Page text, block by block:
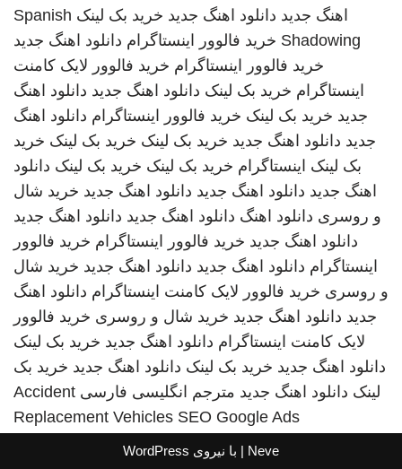
اهنگ جدید دانلود اهنگ جدید خرید بک لینک Spanish
Shadowing خرید فالوور اینستاگرام دانلود اهنگ جدید
خرید فالوور اینستاگرام خرید فالوور لایک کامنت
اینستاگرام خرید بک لینک دانلود اهنگ جدید دانلود اهنگ
جدید خرید بک لینک خرید فالوور اینستاگرام دانلود اهنگ
جدید دانلود اهنگ جدید خرید بک لینک خرید بک لینک خرید
بک لینک اینستاگرام خرید بک لینک خرید بک لینک دانلود
اهنگ جدید دانلود اهنگ جدید دانلود اهنگ جدید خرید شال
و روسری دانلود اهنگ دانلود اهنگ جدید دانلود اهنگ جدید
دانلود اهنگ جدید خرید فالوور اینستاگرام خرید فالوور
اینستاگرام دانلود اهنگ جدید دانلود اهنگ جدید خرید شال
و روسری خرید فالوور لایک کامنت اینستاگرام دانلود اهنگ
جدید دانلود اهنگ جدید خرید شال و روسری خرید فالوور
لایک کامنت اینستاگرام دانلود اهنگ جدید خرید بک لینک
دانلود اهنگ جدید خرید بک لینک دانلود اهنگ جدید خرید بک
لینک دانلود اهنگ جدید مترجم انگلیسی فارسی Accident
Replacement Vehicles SEO Google Ads
Neve | با نیروی WordPress